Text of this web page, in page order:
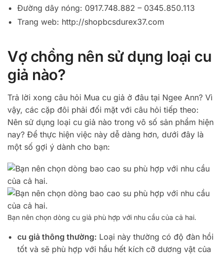
Đường dây nóng: 0917.748.882 – 0345.850.113
Trang web: http://shopbcsdurex37.com
Vợ chồng nên sử dụng loại cu
giả nào?
Trả lời xong câu hỏi Mua cu giả ở đâu tại Ngee Ann? Vì
vậy, các cặp đôi phải đối mặt với câu hỏi tiếp theo:
Nên sử dụng loại cu giả nào trong vô số sản phẩm hiện
nay? Để thực hiện việc này dễ dàng hơn, dưới đây là
một số gợi ý dành cho bạn:
Bạn nên chọn dòng cu giả phù hợp với nhu cầu của cả hai.
cu giả thông thường: Loại này thường có độ đàn hồi
tốt và sẽ phù hợp với hầu hết kích cỡ dương vật của